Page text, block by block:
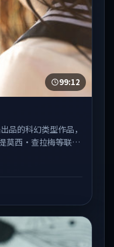
99:12
品的科幻类型作品，
莫西·查拉梅等联合
展开，兼具叙事张
看、热播国产剧与